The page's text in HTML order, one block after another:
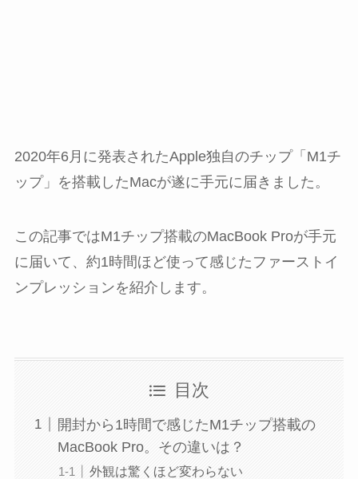
2020年6月に発表されたApple独自のチップ「M1チ
ップ」を搭載したMacが遂に手元に届きました。
この記事ではM1チップ搭載のMacBook Proが手元
に届いて、約1時間ほど使って感じたファーストイ
ンプレッションを紹介します。
目次
開封から1時間で感じたM1チップ搭載の
MacBook Pro。その違いは？
外観は驚くほど変わらない